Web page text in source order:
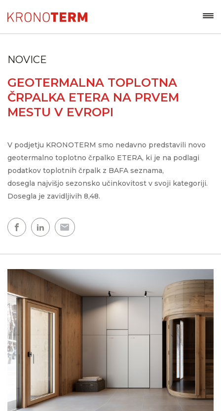
NOVICE
GEOTERMALNA TOPLOTNA
ČRPALKA ETERA NA PRVEM
MESTU V EVROPI
V podjetju KRONOTERM smo nedavno predstavili novo
geotermalno toplotno črpalko ETERA, ki je na podlagi
podatkov toplotnih črpalk z BAFA seznama,
dosegla najvišjo sezonsko učinkovitost v svoji kategoriji.
Dosegla je zavidljivih 8,48.